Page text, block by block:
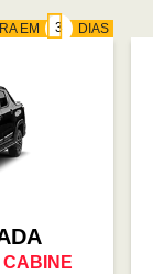
EM DIAS